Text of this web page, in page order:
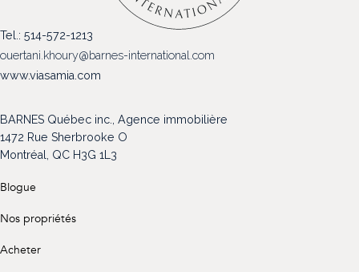
Tel.: 514-572-1213
ouertani.khoury@barnes-international.com
www.viasamia.com
BARNES Québec inc., Agence immobilière
1472 Rue Sherbrooke O
Montréal, QC H3G 1L3
Blogue
Nos propriétés
Acheter